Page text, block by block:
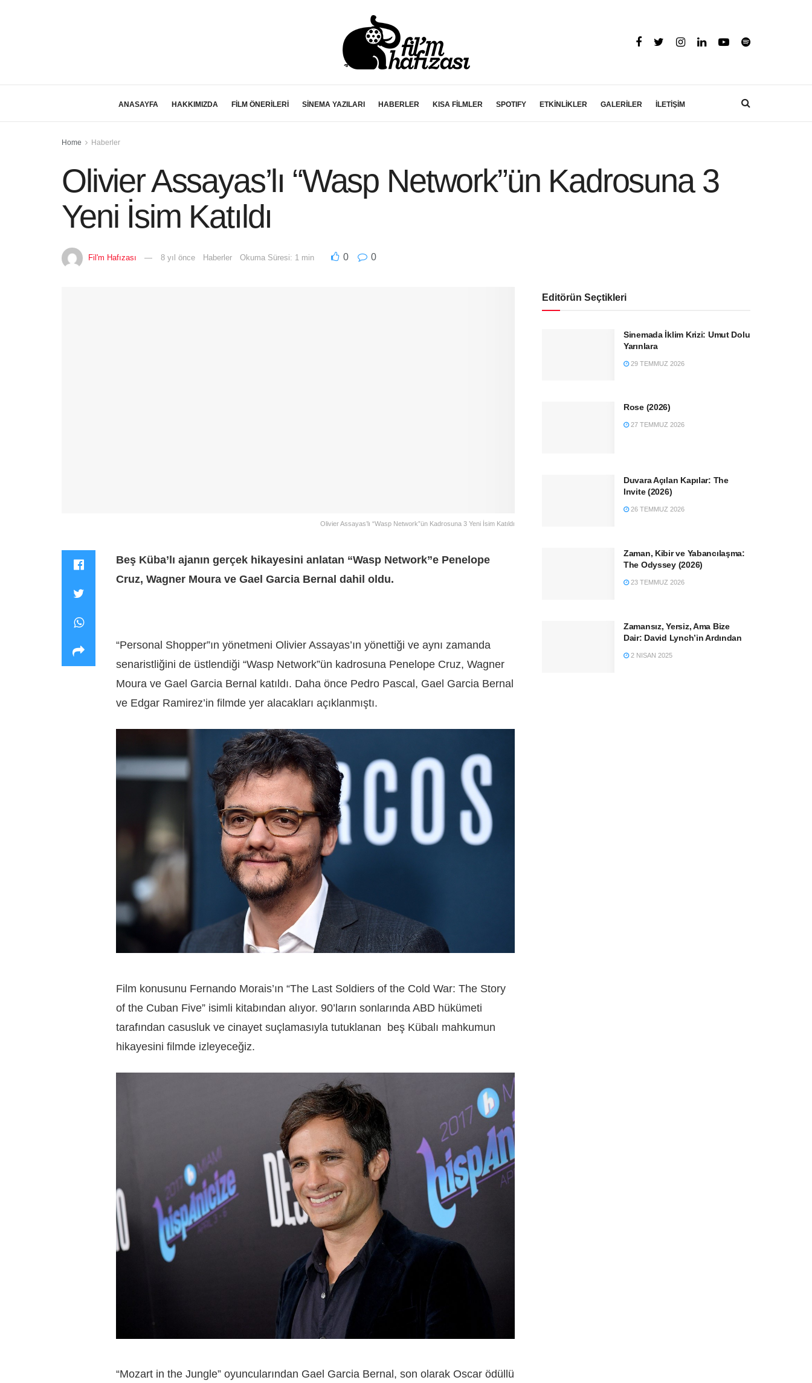
ANASAYFA HAKKIMIZDA FİLM ÖNERİLERİ SİNEMA YAZILARI HABERLER KISA FİLMLER SPOTIFY ETKİNLİKLER GALERİLER İLETİŞİM
Home Haberler
Olivier Assayas’lı “Wasp Network”ün Kadrosuna 3
Yeni İsim Katıldı
Fil'm Hafızası 8 yıl önce Haberler Okuma Süresi: 1 min 0 0
Olivier Assayas’lı “Wasp Network”ün Kadrosuna 3 Yeni İsim Katıldı
Beş Küba’lı ajanın gerçek hikayesini anlatan “Wasp Network”e Penelope
Cruz, Wagner Moura ve Gael Garcia Bernal dahil oldu.
“Personal Shopper”ın yönetmeni Olivier Assayas’ın yönettiği ve aynı zamanda
senaristliğini de üstlendiği “Wasp Network”ün kadrosuna Penelope Cruz, Wagner
Moura ve Gael Garcia Bernal katıldı. Daha önce Pedro Pascal, Gael Garcia Bernal
ve Edgar Ramirez’in filmde yer alacakları açıklanmıştı.
Film konusunu Fernando Morais’ın “The Last Soldiers of the Cold War: The Story
of the Cuban Five” isimli kitabından alıyor. 90’ların sonlarında ABD hükümeti
tarafından casusluk ve cinayet suçlamasıyla tutuklanan beş Kübalı mahkumun
hikayesini filmde izleyeceğiz.
“Mozart in the Jungle” oyuncularından Gael Garcia Bernal, son olarak Oscar ödüllü
Editörün Seçtikleri
Sinemada İklim Krizi: Umut Dolu
Yarınlara
29 TEMMUZ 2026
Rose (2026)
27 TEMMUZ 2026
Duvara Açılan Kapılar: The
Invite (2026)
26 TEMMUZ 2026
Zaman, Kibir ve Yabancılaşma:
The Odyssey (2026)
23 TEMMUZ 2026
Zamansız, Yersiz, Ama Bize
Dair: David Lynch’in Ardından
2 NISAN 2025